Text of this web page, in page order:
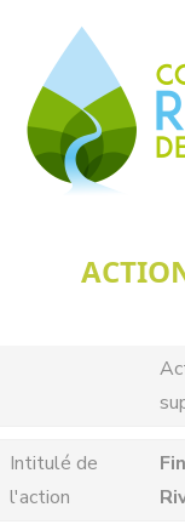
Intitulé de
l'action